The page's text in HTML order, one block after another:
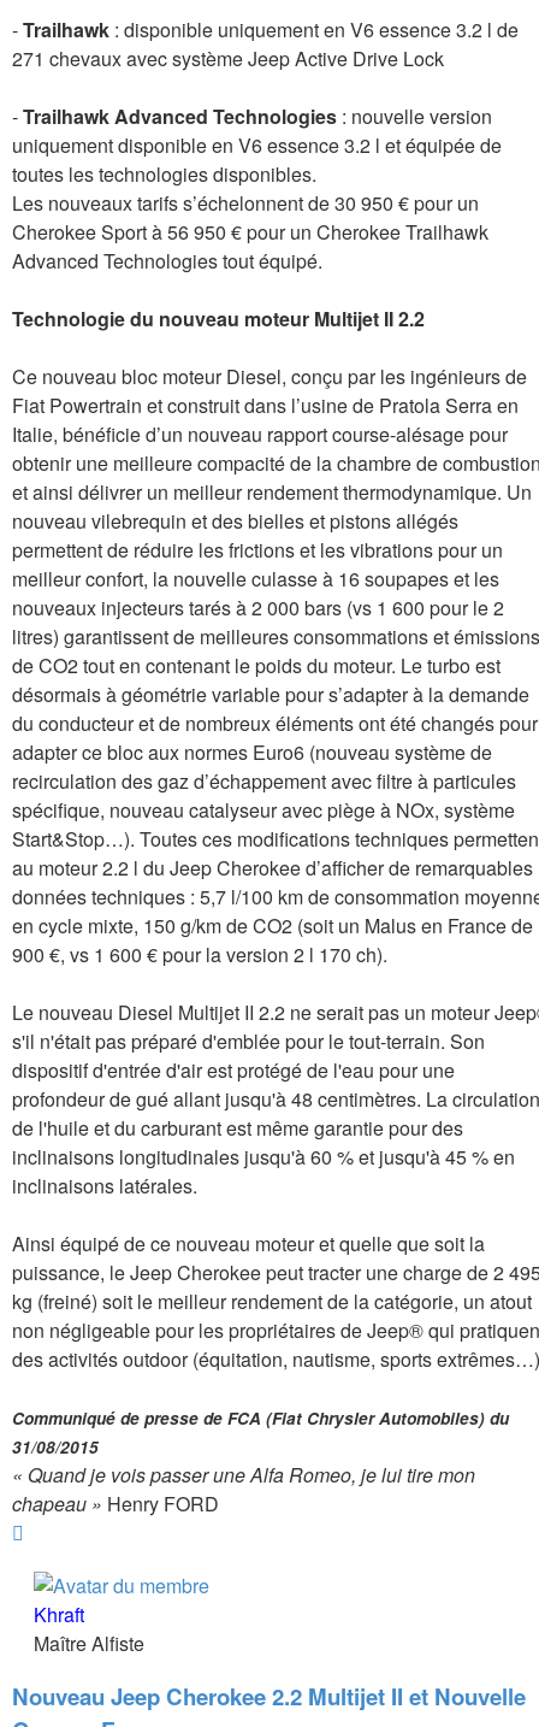
-Trailhawk : disponible uniquement en V6 essence 3.2 l de
271 chevaux avec système Jeep Active Drive Lock
-Trailhawk Advanced Technologies : nouvelle version
uniquement disponible en V6 essence 3.2 l et équipée de
toutes les technologies disponibles.
Les nouveaux tarifs s’échelonnent de 30 950 € pour un
Cherokee Sport à 56 950 € pour un Cherokee Trailhawk
Advanced Technologies tout équipé.
Technologie du nouveau moteur Multijet II 2.2
Ce nouveau bloc moteur Diesel, conçu par les ingénieurs de
Fiat Powertrain et construit dans l’usine de Pratola Serra en
Italie, bénéficie d’un nouveau rapport course-alésage pour
obtenir une meilleure compacité de la chambre de
et ainsi délivrer un meilleur rendement thermodynamique. Un
nouveau vilebrequin et des bielles et pistons allégés
permettent de réduire les frictions et les vibrations pour un
meilleur confort, la nouvelle culasse à 16 soupapes et les
nouveaux injecteurs tarés à 2 000 bars (vs 1 600 pour le 2
litres) garantissent de meilleures consommations et émissions
de CO2 tout en contenant le poids du moteur. Le turbo est
désormais à géométrie variable pour s’adapter à la demande
du conducteur et de nombreux éléments ont été changés pour
adapter ce bloc aux normes Euro6 (nouveau système de
recirculation des gaz d’échappement avec filtre à particules
spécifique, nouveau catalyseur avec piège à NOx, système
Start&Stop…). Toutes ces modifications techniques
au moteur 2.2 l du Jeep Cherokee d’afficher de remarquables
données techniques : 5,7 l/100 km de consommation
en cycle mixte, 150 g/km de CO2 (soit un Malus en France de
900 €, vs 1 600 € pour la version 2 l 170 ch).
Le nouveau Diesel Multijet II 2.2 ne serait pas un moteur
s'il n'était pas préparé d'emblée pour le tout-terrain. Son
dispositif d'entrée d'air est protégé de l'eau pour une
profondeur de gué allant jusqu'à 48 centimètres. La circulation
de l'huile et du carburant est même garantie pour des
inclinaisons longitudinales jusqu'à 60 % et jusqu'à 45 % en
inclinaisons latérales.
Ainsi équipé de ce nouveau moteur et quelle que soit la
puissance, le Jeep Cherokee peut tracter une charge de 2
kg (freiné) soit le meilleur rendement de la catégorie, un atout
non négligeable pour les propriétaires de Jeep® qui
des activités outdoor (équitation, nautisme, sports extrêmes…)
Communiqué de presse de FCA (Fiat Chrysler Automobiles) du
31/08/2015
« Quand je vois passer une Alfa Romeo, je lui tire mon
chapeau » Henry FORD
Khraft
Maître Alfiste
Nouveau Jeep Cherokee 2.2 Multijet II et Nouvelle